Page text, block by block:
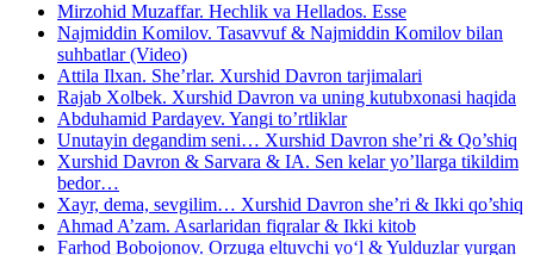
Mirzohid Muzaffar. Hechlik va Hellados. Esse
Najmiddin Komilov. Tasavvuf & Najmiddin Komilov bilan
suhbatlar (Video)
Attila Ilxan. She’rlar. Xurshid Davron tarjimalari
Rajab Xolbek. Xurshid Davron va uning kutubxonasi haqida
Abduhamid Pardayev. Yangi to’rtliklar
Unutayin degandim seni… Xurshid Davron she’ri & Qo’shiq
Xurshid Davron & Sarvara & IA. Sen kelar yo’llarga tikildim
bedor…
Xayr, dema, sevgilim… Xurshid Davron she’ri & Ikki qo’shiq
Ahmad A’zam. Asarlaridan fiqralar & Ikki kitob
Farhod Bobojonov. Orzuga eltuvchi yo‘l & Yulduzlar yurgan